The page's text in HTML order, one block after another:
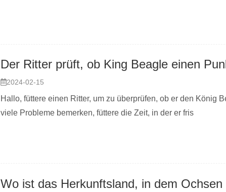
2024-02-15
Hallo, füttere einen Ritter, um zu überprüfen, ob er den König
viele Probleme bemerken, füttere die Zeit, in der er fris